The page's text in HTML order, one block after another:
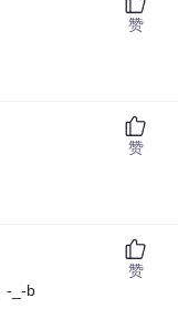
赞
赞
-_-b
赞